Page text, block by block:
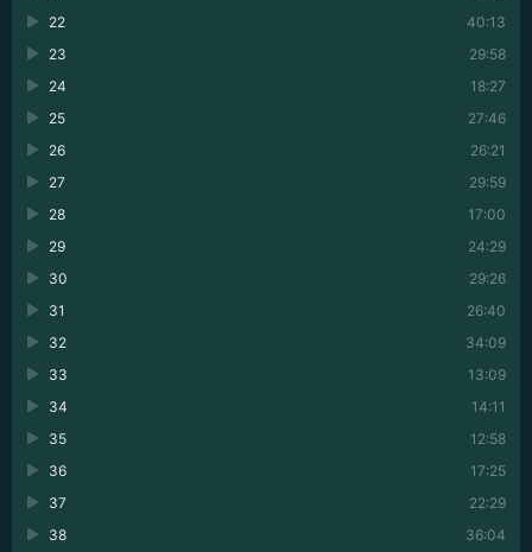
40:13
22
29:58
23
18:27
24
27:46
25
26:21
26
29:59
27
17:00
28
24:29
29
29:26
30
26:40
31
34:09
32
13:09
33
14:11
34
12:58
35
17:25
36
22:29
37
36:04
38